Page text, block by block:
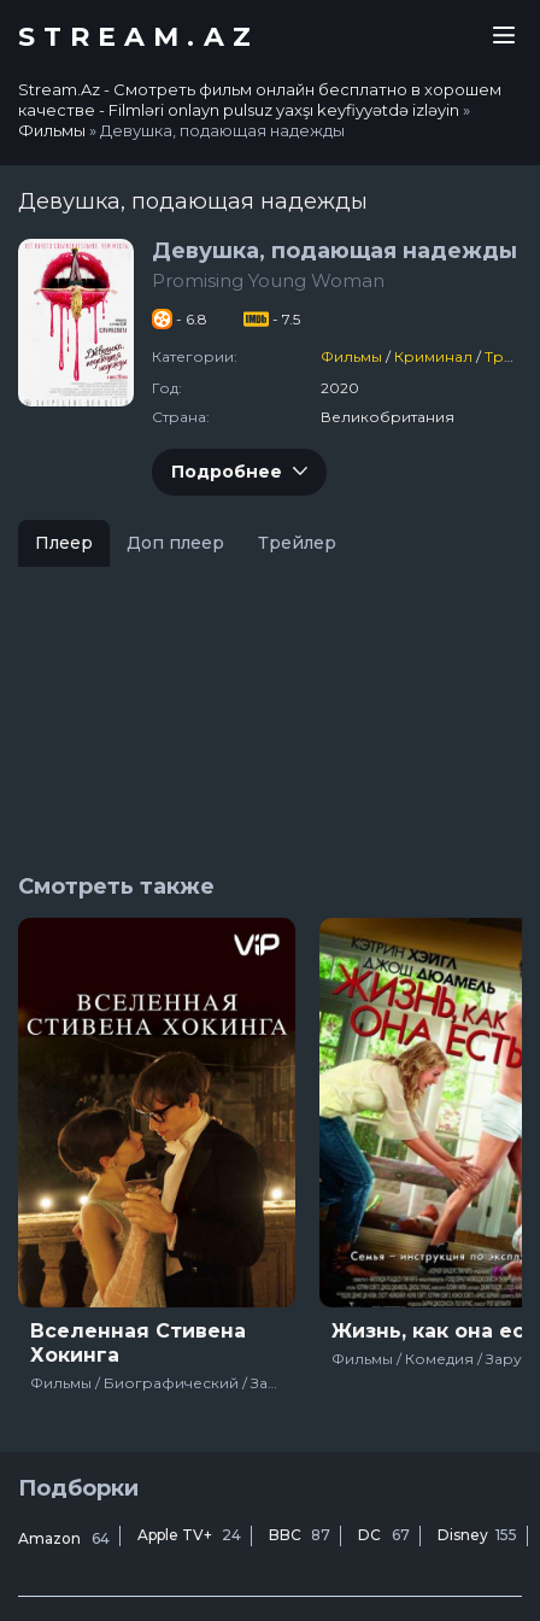
STREAM.AZ
Stream.Az - Смотреть фильм онлайн бесплатно в хорошем
качестве - Filmləri onlayn pulsuz yaxşı keyfiyyətdə izləyin »
Фильмы » Девушка, подающая надежды
Девушка, подающая надежды
Девушка, подающая надежды
Promising Young Woman
- 6.8 - 7.5
Категории: Фильмы / Криминал /Триллер
Год:
2020
Страна:
Великобритания
Подробнее
Плеер Доп плеер Трейлер
Смотреть также
Вселенная Стивена
Хокинга
Жизнь, как она
Подборки
Amazon 64 Apple TV+ 24 BBC 87 DC 67 Disney 155